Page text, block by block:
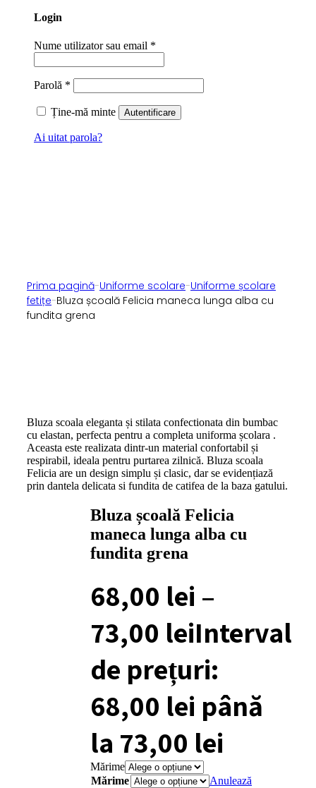
Login
Nume utilizator sau email *
Parolă *
Ține-mă minte Autentificare
Ai uitat parola?
Prima pagină-Uniforme scolare-Uniforme școlare
fetițe-Bluza școală Felicia maneca lunga alba cu
fundita grena
Bluza scoala eleganta și stilata confectionata din bumbac
cu elastan, perfecta pentru a completa uniforma școlara .
Aceasta este realizata dintr-un material confortabil și
respirabil, ideala pentru purtarea zilnică. Bluza scoala
Felicia are un design simplu și clasic, dar se evidențiază
prin dantela delicata si fundita de catifea de la baza gatului.
Bluza școală Felicia
maneca lunga alba cu
fundita grena
68,00 lei –
73,00 leiInterval
de prețuri:
68,00 lei până
la 73,00 lei
Mărime
Mărime
Anulează